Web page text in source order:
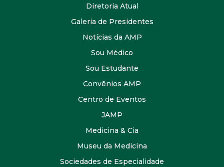
Diretoria Atual
Galeria de Presidentes
Notícias da AMP
Sou Médico
Sou Estudante
Convênios AMP
Centro de Eventos
JAMP
Medicina & Cia
Museu da Medicina
Sociedades de Especialidade